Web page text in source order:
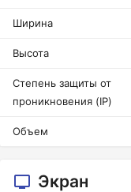
Ширина
Высота
Степень защиты от
проникновения (IP)
Объем
Экран